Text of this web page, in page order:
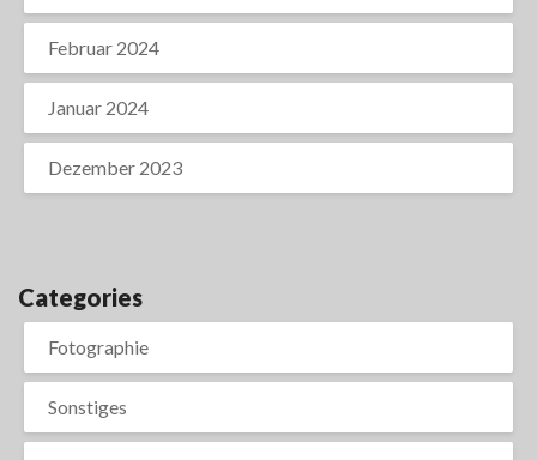
Februar 2024
Januar 2024
Dezember 2023
Categories
Fotographie
Sonstiges